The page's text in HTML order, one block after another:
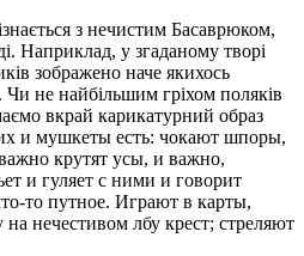
з нечистим Басаврюком,
Наприклад, у згаданому творі
зображено наче якихось
не найбільшим гріхом поляків
вкрай карикатурний образ
и мушкеты есть: чокают шпоры,
крутят усы, и важно,
и гуляет с ними и говорит
то путное. Играют в карты,
нечестивом лбу крест; стреляют